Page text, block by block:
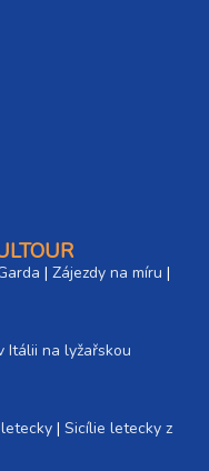
5 dní (4 noci)
6 dní (5 nocí)
8 dní (7 nocí)
| Zájezdy na míru |
Itálii na lyžařskou
| Sicílie letecky z